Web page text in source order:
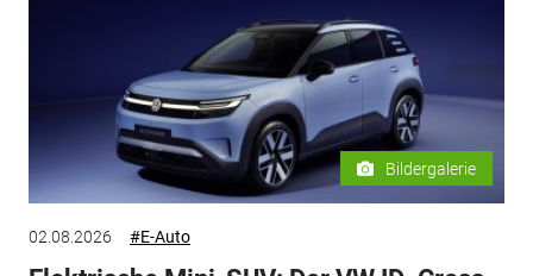
Bildergalerie
02.08.2026 #E-Auto